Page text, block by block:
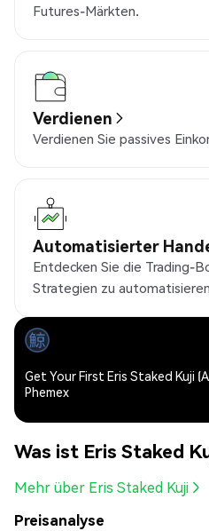
Futures-Märkten.
Verdienen
Verdienen Sie passives
Automatisierter
Entdecken Sie die Trading-
Strategien zu
Get Your First Eris Staked Kuji
Phemex
Was ist Eris Staked
Mehr über Eris Staked Kuji
Preisanalyse